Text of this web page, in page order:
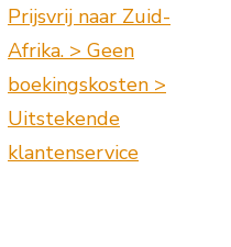
Prijsvrij naar Zuid-
Afrika. > Geen
boekingskosten >
Uitstekende
klantenservice